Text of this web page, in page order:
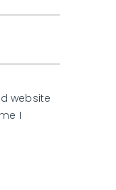
website
I